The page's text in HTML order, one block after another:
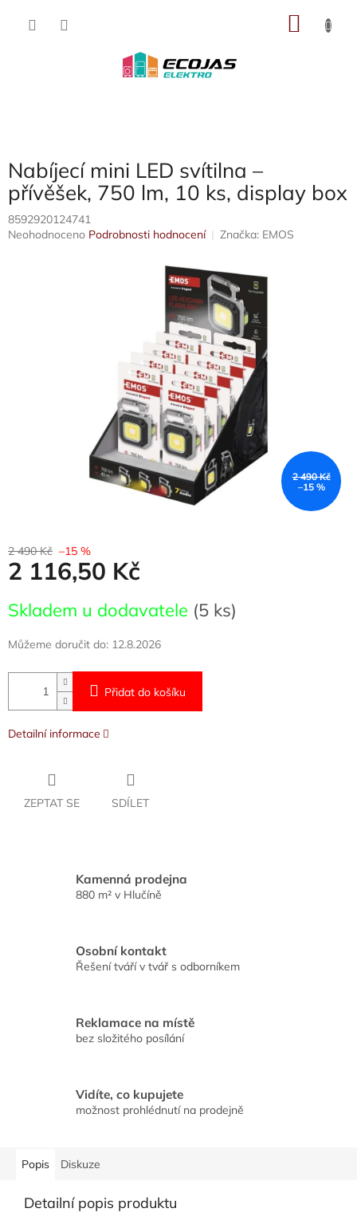
Nabíjecí mini LED svítilna –
přívěšek, 750 lm, 10 ks, display box
8592920124741
Průměrné
Neohodnoceno Podrobnosti hodnocení Značka: EMOS
2 490 Kč
–15 %
2 490 Kč –15 %
2 116,50 Kč
cena:
Skladem u dodavatele (5 ks)
Můžeme doručit do: 12.8.2026
Přidat do košíku
Detailní informace
ZEPTAT SE SDÍLET
Kamenná prodejna
880 m² v Hlučíně
Osobní kontakt
Řešení tváří v tvář s odborníkem
Reklamace na místě
bez složitého posílání
Vidíte, co kupujete
možnost prohlédnutí na prodejně
Popis Diskuze
Detailní popis produktu